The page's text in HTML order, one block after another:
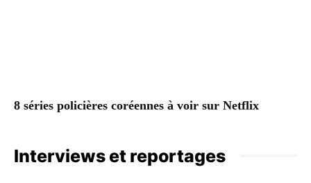
8 séries policières coréennes à voir sur Netflix
Interviews et reportages